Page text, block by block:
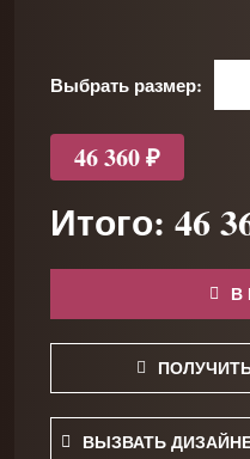
Выбрать размер:
46 360 ₽
Итого: 46
В
ВЫЗВАТЬ